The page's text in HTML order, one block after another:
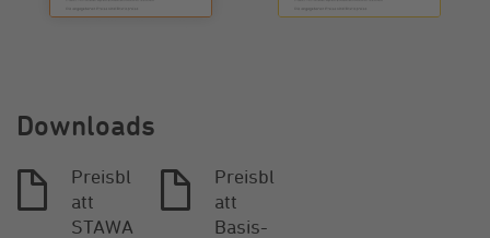
Downloads
Preisbl
att
STAWA
Preisbl
att
Basis-